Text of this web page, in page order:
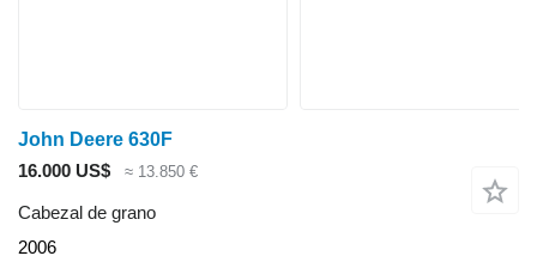
John Deere 630F
16.000 US$
≈ 13.850 €
Cabezal de grano
2006